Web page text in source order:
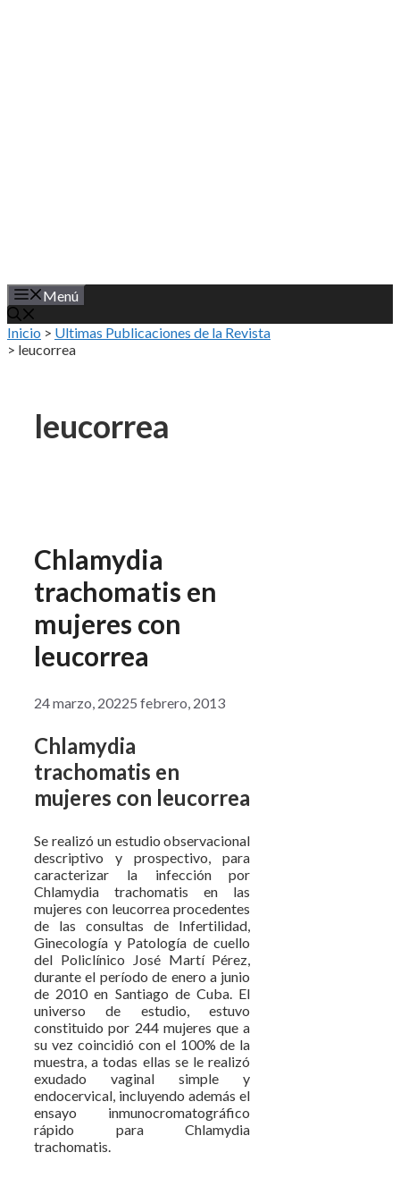
Menú
Inicio > Ultimas Publicaciones de la Revista
> leucorrea
leucorrea
Chlamydia
trachomatis en
mujeres con
leucorrea
24 marzo, 20225 febrero, 2013
Chlamydia
trachomatis en
mujeres con leucorrea
Se realizó un estudio observacional
descriptivo y prospectivo, para
caracterizar la infección por
Chlamydia trachomatis en las
mujeres con leucorrea procedentes
de las consultas de Infertilidad,
Ginecología y Patología de cuello
del Policlínico José Martí Pérez,
durante el período de enero a junio
de 2010 en Santiago de Cuba. El
universo de estudio, estuvo
constituido por 244 mujeres que a
su vez coincidió con el 100% de la
muestra, a todas ellas se le realizó
exudado vaginal simple y
endocervical, incluyendo además el
ensayo inmunocromatográfico
rápido para Chlamydia
trachomatis.